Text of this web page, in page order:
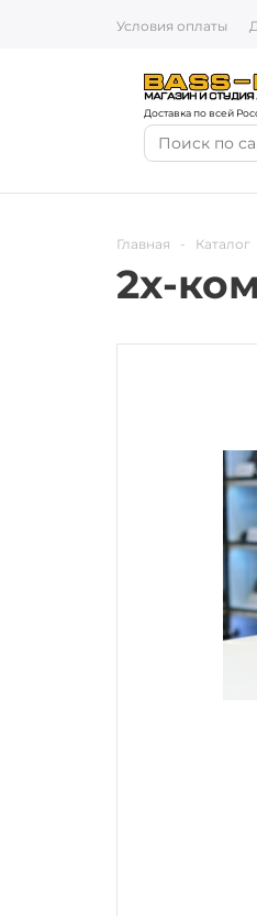
Условия оплаты
Доставка по всей
Главная - Каталог
2х-